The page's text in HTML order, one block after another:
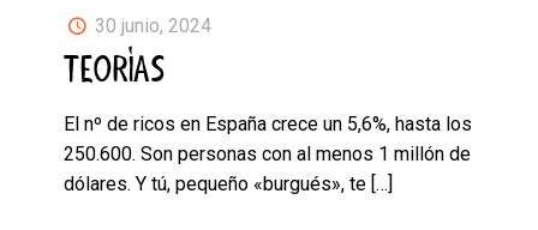
30 junio, 2024
TEORÍAS
El nº de ricos en España crece un 5,6%, hasta los
250.600. Son personas con al menos 1 millón de
dólares. Y tú, pequeño «burgués», te […]